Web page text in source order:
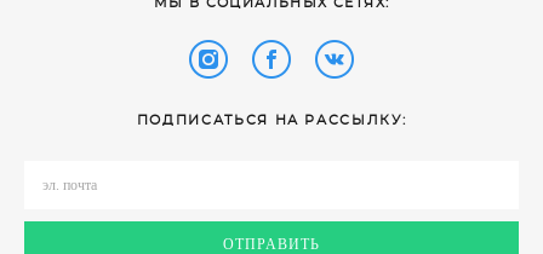
​МЫ В СОЦИАЛЬНЫХ СЕТЯХ:
ПОДПИСАТЬСЯ НА РАССЫЛКУ:
ОТПРАВИТЬ